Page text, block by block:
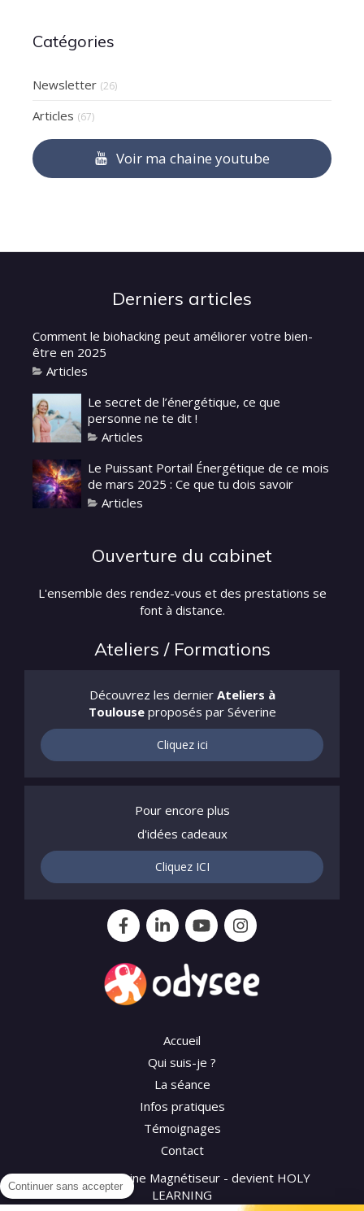
Catégories
Newsletter (26)
Articles (67)
Voir ma chaine youtube
Derniers articles
Comment le biohacking peut améliorer votre bien-
être en 2025
Articles
Le secret de l’énergétique, ce que
personne ne te dit !
Articles
Le Puissant Portail Énergétique de ce mois
de mars 2025 : Ce que tu dois savoir
Articles
Ouverture du cabinet
L'ensemble des rendez-vous et des prestations se
font à distance.
Ateliers / Formations
Découvrez les dernier Ateliers à
Toulouseproposés par Séverine
Cliquez ici
Pour encore plus
d'idées cadeaux
Cliquez ICI
Accueil
Qui suis-je ?
La séance
Infos pratiques
Témoignages
Contact
©2026 Séverine Magnétiseur - devient HOLY
LEARNING
Continuer sans accepter